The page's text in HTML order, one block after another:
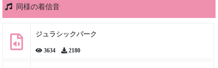
同様の着信音
ジュラシックパーク
3634 2180